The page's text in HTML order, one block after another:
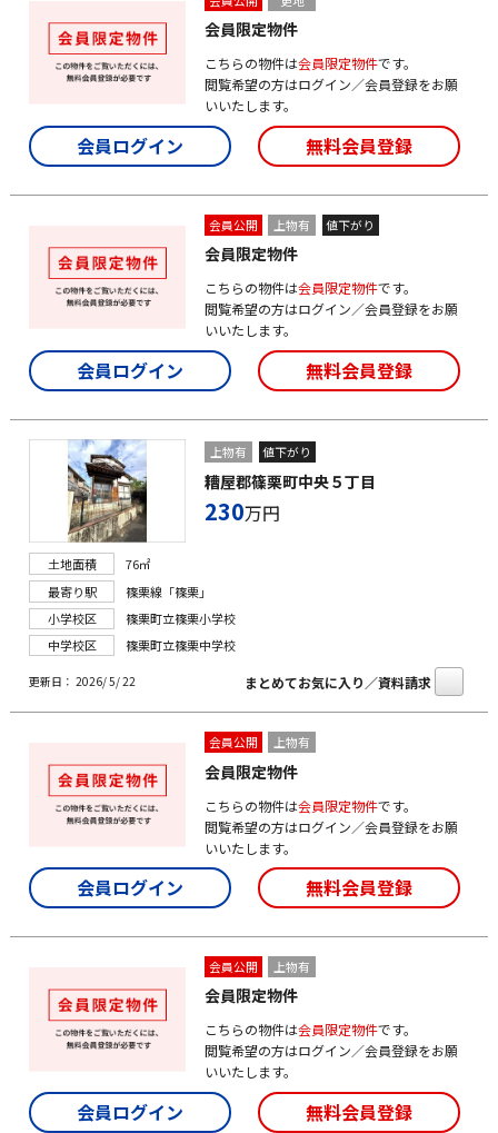
会員限定物件
こちらの物件は会員限定物件です。
閲覧希望の方はログイン／会員登録をお願
いいたします。
会員ログイン 無料会員登録
会員公開 上物有 値下がり
会員限定物件
こちらの物件は会員限定物件です。
閲覧希望の方はログイン／会員登録をお願
いいたします。
会員ログイン 無料会員登録
上物有 値下がり
糟屋郡篠栗町中央５丁目
230万円
土地面積
76㎡
最寄り駅
篠栗線「篠栗」
小学校区
篠栗町立篠栗小学校
中学校区
篠栗町立篠栗中学校
更新日： 2026/ 5/ 22 まとめてお気に入り／資料請求
会員公開 上物有
会員限定物件
こちらの物件は会員限定物件です。
閲覧希望の方はログイン／会員登録をお願
いいたします。
会員ログイン 無料会員登録
会員公開 上物有
会員限定物件
こちらの物件は会員限定物件です。
閲覧希望の方はログイン／会員登録をお願
いいたします。
会員ログイン 無料会員登録